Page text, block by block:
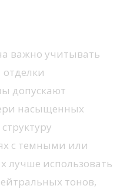
важно учитывать
допускают
насыщенных
с темными или
лучше использовать
тонов,